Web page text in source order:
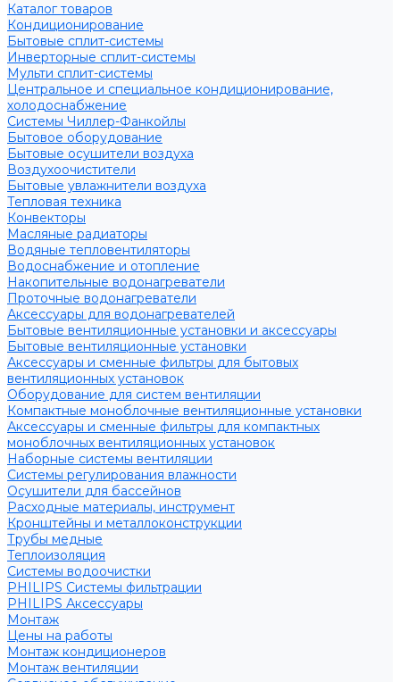
Каталог товаров
Кондиционирование
Бытовые сплит-системы
Инверторные сплит-системы
Мульти сплит-системы
Центральное и специальное кондиционирование,
холодоснабжение
Системы Чиллер-Фанкойлы
Бытовое оборудование
Бытовые осушители воздуха
Воздухоочистители
Бытовые увлажнители воздуха
Тепловая техника
Конвекторы
Масляные радиаторы
Водяные тепловентиляторы
Водоснабжение и отопление
Накопительные водонагреватели
Проточные водонагреватели
Аксессуары для водонагревателей
Бытовые вентиляционные установки и аксессуары
Бытовые вентиляционные установки
Аксессуары и сменные фильтры для бытовых
вентиляционных установок
Оборудование для систем вентиляции
Компактные моноблочные вентиляционные установки
Аксессуары и сменные фильтры для компактных
моноблочных вентиляционных установок
Наборные системы вентиляции
Системы регулирования влажности
Осушители для бассейнов
Расходные материалы, инструмент
Кронштейны и металлоконструкции
Трубы медные
Теплоизоляция
Системы водоочистки
PHILIPS Системы фильтрации
PHILIPS Аксессуары
Монтаж
Цены на работы
Монтаж кондиционеров
Монтаж вентиляции